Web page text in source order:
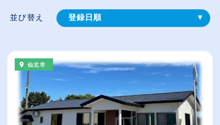
並び替え 登録⽇順
（⾼卒の給与を基準）
従業員が多い順
休日数が多い順
仙北市